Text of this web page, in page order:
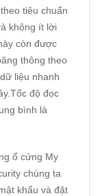
tiêu chuẩn
không ít lời
còn được
thông theo
liệu nhanh
độ đọc
bình là
ổ cứng My
chúng ta
khẩu và đặt